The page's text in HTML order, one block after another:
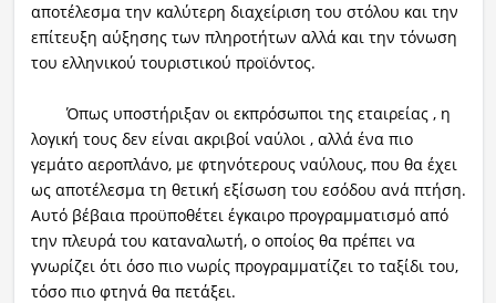
αποτέλεσμα την καλύτερη διαχείριση του στόλου και την
επίτευξη αύξησης των πληροτήτων αλλά και την τόνωση
του ελληνικού τουριστικού προϊόντος.
Όπως υποστήριξαν οι εκπρόσωποι της εταιρείας , η
λογική τους δεν είναι ακριβοί ναύλοι , αλλά ένα πιο
γεμάτο αεροπλάνο, με φτηνότερους ναύλους, που θα έχει
ως αποτέλεσμα τη θετική εξίσωση του εσόδου ανά πτήση.
Αυτό βέβαια προϋποθέτει έγκαιρο προγραμματισμό από
την πλευρά του καταναλωτή, ο οποίος θα πρέπει να
γνωρίζει ότι όσο πιο νωρίς προγραμματίζει το ταξίδι του,
τόσο πιο φτηνά θα πετάξει.